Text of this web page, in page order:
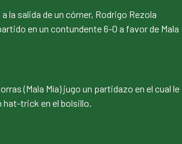
la salida de un córner, Rodrigo Rezola
en un contundente 6-0 a favor de Mala
(Mala Mía) jugo un partidazo en el cual le
hat-trick en el bolsillo.